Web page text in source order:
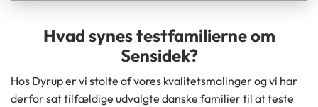
Hvad synes testfamilierne om
Sensidek?
Hos Dyrup er vi stolte af vores kvalitetsmalinger og vi har
derfor sat tilfældige udvalgte danske familier til at teste